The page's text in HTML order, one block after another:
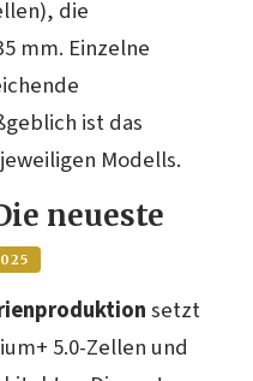
die
mm. Einzelne
ist das
Modells.
neueste
setzt
5.0-Zellen und